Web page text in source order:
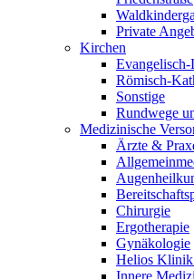
Private
Kirchen
Römisch-
Sonstige
Rundwege
Medizinische
Ärzte &
Chirurgie
Ergotherapie
Gynäkologie
Helios Klinik
Innere